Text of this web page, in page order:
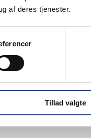
af deres tjenester.
Tillad valgte
,